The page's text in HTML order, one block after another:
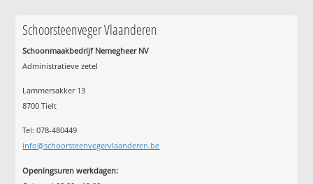
Schoorsteenveger Vlaanderen
Schoonmaakbedrijf Nemegheer NV
Administratieve zetel
Lammersakker 13
8700 Tielt
Tel: 078-480449
info@schoorsteenvegervlaanderen.be
Openingsuren werkdagen: